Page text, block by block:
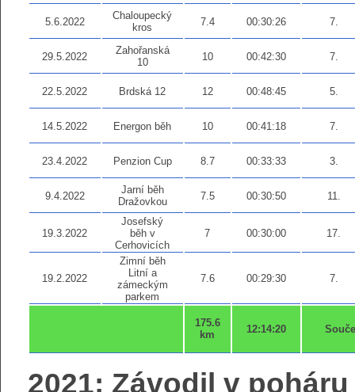
5.6.2022
Chaloupecký
kros
7.4 00:30:26 7.
29.5.2022
Zahořanská
10
10 00:42:30 7.
22.5.2022 Brdská 12 12 00:48:45 5.
14.5.2022 Energon běh 10 00:41:18 7.
23.4.2022 Penzion Cup 8.7 00:33:33 3.
9.4.2022
Jarní běh
Dražovkou
7.5 00:30:50 11.
19.3.2022
Josefský
běh v
Cerhovicích
7 00:30:00 17.
19.2.2022
Zimní běh
Litní a
zámeckým
parkem
7.6 00:29:30 7.
175.6
km
12:14:20
2021: Závodil v